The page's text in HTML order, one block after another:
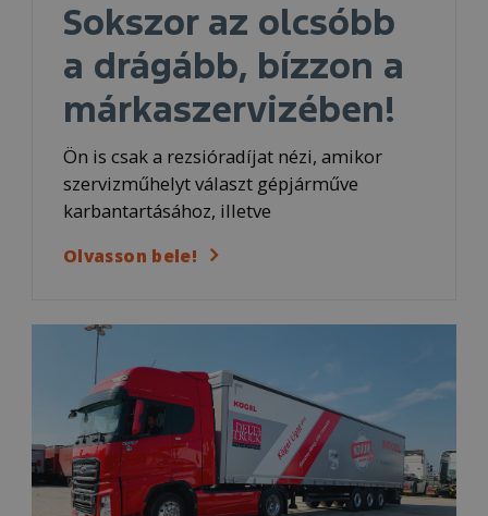
Sokszor az olcsóbb
a drágább, bízzon a
márkaszervizében!
Ön is csak a rezsióradíjat nézi, amikor
szervizműhelyt választ gépjárműve
karbantartásához, illetve
Olvasson bele!